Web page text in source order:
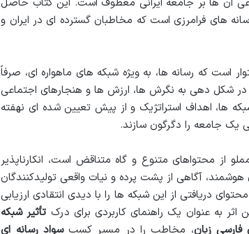
های فرامرزی است که مخاطبان گسترده ای در ایران و
است که رسانه ها، به ویژه شبکه های ماهواره ای، صرفاً
در شکل دهی به نگرش ها، ارزش ها و هنجارهای اجتماعی
ها، اهداف استراتژیک و از پیش تعیین شده ای نهفته
یک جامعه را دگرگون سازند.
از محتواهای متنوع و گاه متناقض است، انکارناپذیر
آگاهی از پشت پرده و نیات واقعی تولیدکنندگان
دریافتی از این شبکه ها را با دیدی انتقادی ارزیابی
اثر به عنوان یک راهنمای کاربردی برای درک تأثیر شبکه
زبان، مخاطب را در مسیر کسبسواد رسانه ای